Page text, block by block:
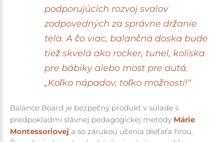
podporujúcich rozvoj svalov
zodpovedných za správne držanie
tela.A čo viac, balančná doska bude
tiež skvelá ako rocker, tunel, kolíska
pre bábiky alebo most pre autá.
„Koľko nápadov, toľko možností!“
Balance Board je bezpečný produkt v súlade s
predpokladmi slávnej pedagogickej metódy Márie
Montessoriovej a so zárukou učenia dieťaťa hrou.